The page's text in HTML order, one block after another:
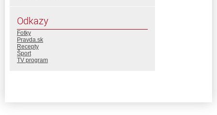
Odkazy
Fotky
Pravda.sk
Recepty
Šport
TV program